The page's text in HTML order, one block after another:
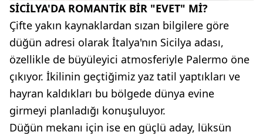
SİCİLYA'DA ROMANTİK BİR "EVET" Mİ?
Çifte yakın kaynaklardan sızan bilgilere göre
düğün adresi olarak İtalya'nın Sicilya adası,
özellikle de büyüleyici atmosferiyle Palermo öne
çıkıyor. İkilinin geçtiğimiz yaz tatil yaptıkları ve
hayran kaldıkları bu bölgede dünya evine
girmeyi planladığı konuşuluyor.
Düğün mekanı için ise en güçlü aday, lüksün